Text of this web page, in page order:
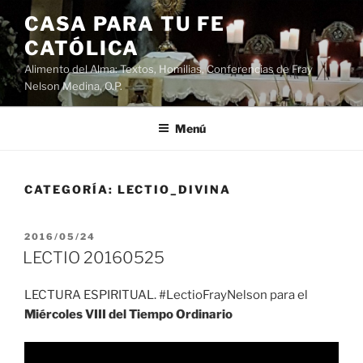
Saltar
al
contenido
CASA PARA TU FE
CATÓLICA
Alimento del Alma: Textos, Homilias, Conferencias de Fray
Nelson Medina, O.P.
Menú
CATEGORÍA: LECTIO_DIVINA
PUBLICADO
EL
2016/05/24
LECTIO 20160525
LECTURA ESPIRITUAL. #LectioFrayNelson para el
Miércoles VIII del Tiempo Ordinario